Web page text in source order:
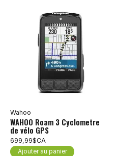
Wahoo
WAHOO Roam 3 Cyclometre
de vélo GPS
699,99$CA
Ajouter au panier